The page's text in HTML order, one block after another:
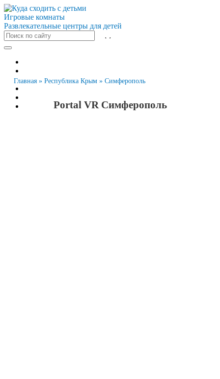
Игровые комнаты
Развлекательные центры для детей
Санкт-Петербург
Главная » Республика Крым » Симферополь
Portal VR Симферополь